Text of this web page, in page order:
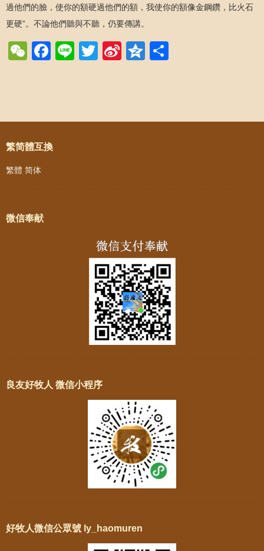
過他們的臉，使你的額硬過他們的額，我使你的額像金鋼鑽，比火石
更硬”。不論他們聽與不聽，仍要傳講。
WeChat
Facebook
LineTwitter
SinaQzone
Post navigation
繁简體互換
繁體 简体
微信奉献
良友好牧人 微信小程序
好牧人微信公眾號 ly_haomuren